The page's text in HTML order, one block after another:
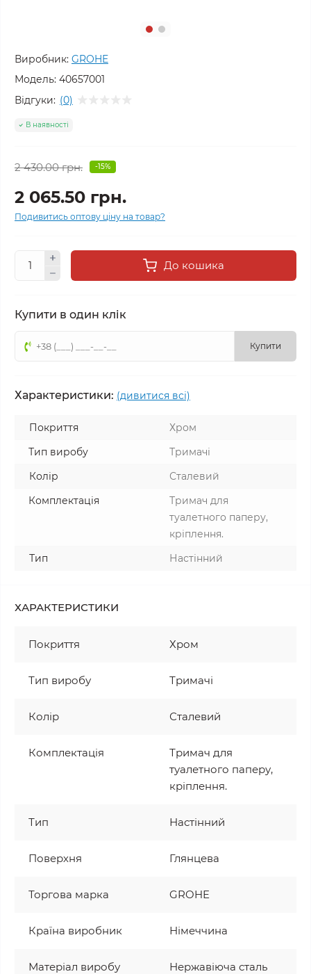
Виробник: GROHE
Модель: 40657001
Відгуки: (0)
В наявності
2 430.00 грн. -15%
2 065.50 грн.
Подивитись оптову ціну на товар?
До кошика
Купити в один клік
Купити
Характеристики: (дивитися всі)
Покриття
Хром
Тип виробу
Тримачі
Колір
Сталевий
Комплектація
Тримач для
туалетного паперу,
кріплення.
Тип
Настінний
ХАРАКТЕРИСТИКИ
Покриття Хром
Тип виробу Тримачі
Колір Сталевий
Комплектація
Тримач для
туалетного паперу,
кріплення.
Тип Настінний
Поверхня Глянцева
Торгова марка GROHE
Країна виробник Німеччина
Матеріал виробу Нержавіюча сталь